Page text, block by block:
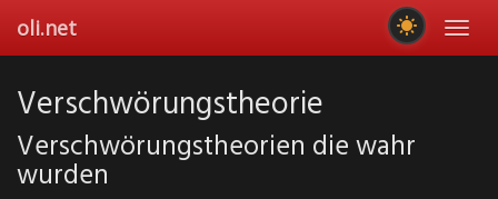
main
oli.net
Verschwörungstheorie
Verschwörungstheorien die wahr
wurden